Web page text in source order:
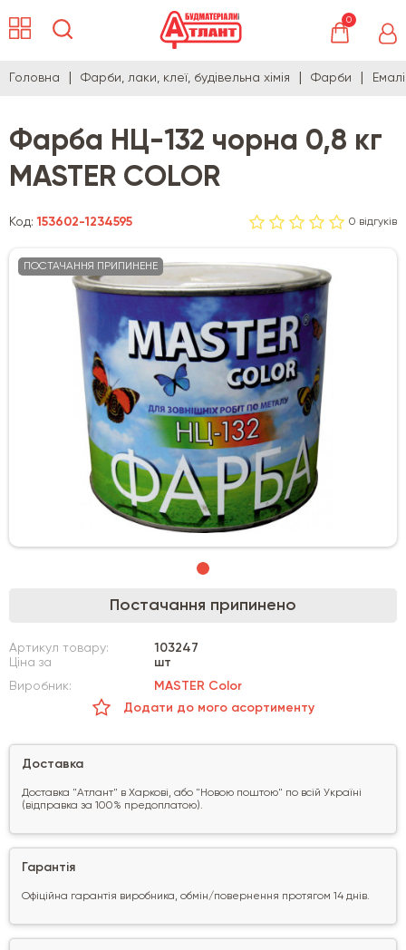
0
Головна Фарби, лаки, клеї, будівельна хімія Фарби
Фарба НЦ-132 чорна 0,8 кг
MASTER COLOR
Код:153602-1234595 0 відгуків
ПОСТАЧАННЯ ПРИПИНЕНЕ
Постачання припинено
Артикул товару:
103247
Ціна за
шт
Виробник:
MASTER Color
Додати до мого асортименту
Доставка
Доставка "Атлант" в Харкові, або "Новою поштою" по всій Україні
(відправка за 100% предоплатою).
Гарантія
Офіційна гарантія виробника, обмін/повернення протягом 14 днів.